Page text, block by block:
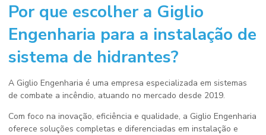
Por que escolher a Giglio
Engenharia para a instalação de
sistema de hidrantes?
A Giglio Engenharia é uma empresa especializada em sistemas
de combate a incêndio, atuando no mercado desde 2019.
Com foco na inovação, eficiência e qualidade, a Giglio Engenharia
oferece soluções completas e diferenciadas em instalação e